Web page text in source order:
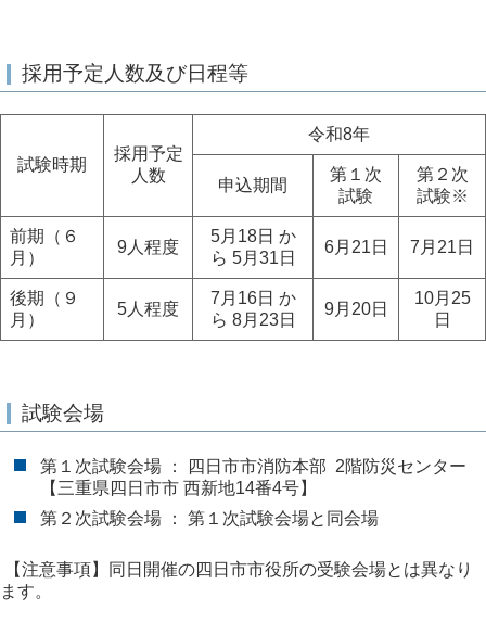
採用予定人数及び日程等
試験時期
採用予定
人数
令和8年
申込期間
第１次
試験
第２次
試験※
前期（６
月）
9人程度
5月18日 か
ら 5月31日
6月21日 7月21日
後期（９
月）
5人程度
7月16日 か
ら 8月23日
9月20日
10月25
日
試験会場
第１次試験会場 ： 四日市市消防本部 2階防災センター
【三重県四日市市 西新地14番4号】
第２次試験会場 ： 第１次試験会場と同会場
【注意事項】同日開催の四日市市役所の受験会場とは異なり
ます。